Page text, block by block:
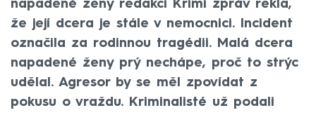
napadené ženy redakci Krimi zpráv řekla,
že její dcera je stále v nemocnici. Incident
označila za rodinnou tragédii. Malá dcera
napadené ženy prý nechápe, proč to strýc
udělal. Agresor by se měl zpovídat z
pokusu o vraždu. Kriminalisté už podali